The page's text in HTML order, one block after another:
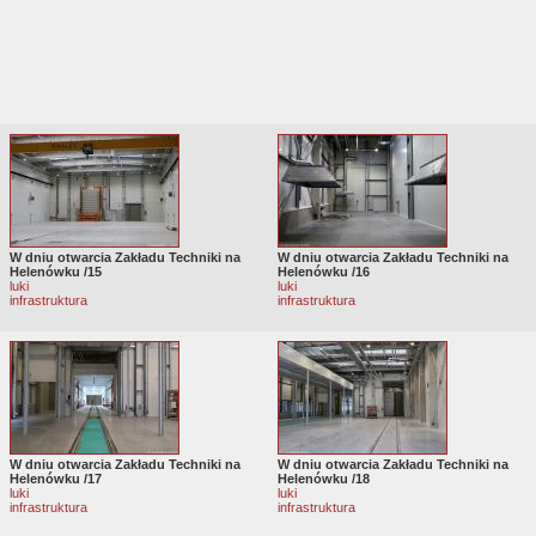
W dniu otwarcia Zakładu Techniki na
Helenówku /15
luki
infrastruktura
W dniu otwarcia Zakładu Techniki na
Helenówku /16
luki
infrastruktura
W dniu otwarcia Zakładu Techniki na
Helenówku /17
luki
infrastruktura
W dniu otwarcia Zakładu Techniki na
Helenówku /18
luki
infrastruktura